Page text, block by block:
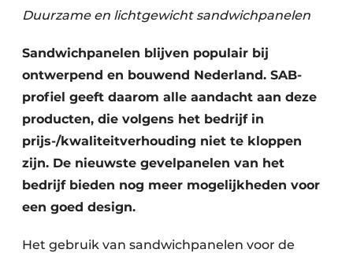
Duurzame en lichtgewicht sandwichpanelen
Sandwichpanelen blijven populair bij
ontwerpend en bouwend Nederland. SAB-
profiel geeft daarom alle aandacht aan deze
producten, die volgens het bedrijf in
prijs-/kwaliteitverhouding niet te kloppen
zijn. De nieuwste gevelpanelen van het
bedrijf bieden nog meer mogelijkheden voor
een goed design.
Het gebruik van sandwichpanelen voor de